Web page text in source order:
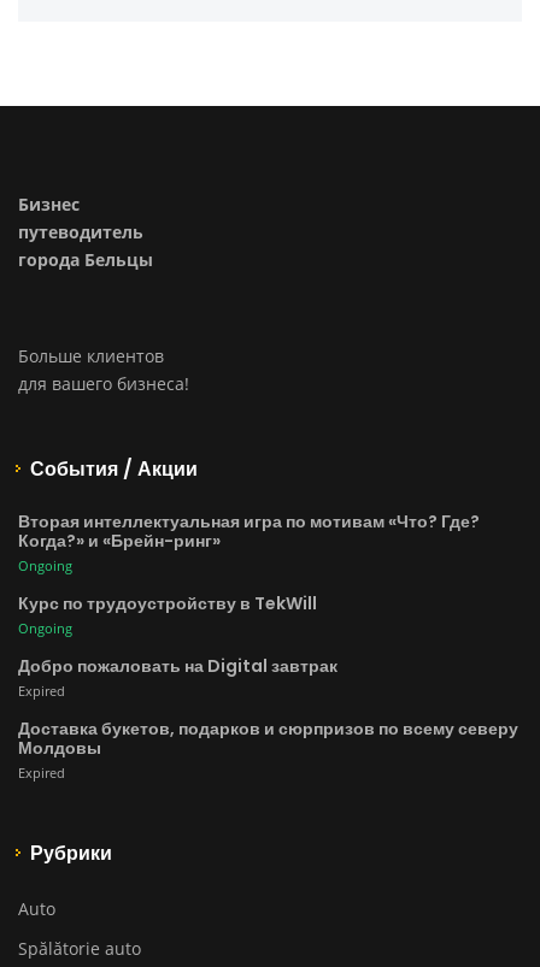
Бизнес
путеводитель
города Бельцы
Больше клиентов
для вашего бизнеса!
События / Акции
Вторая интеллектуальная игра по мотивам «Что? Где?
Когда?» и «Брейн-ринг»
Ongoing
Курс по трудоустройству в TekWill
Ongoing
Добро пожаловать на Digital завтрак
Expired
Доставка букетов, подарков и сюрпризов по всему северу
Молдовы
Expired
Рубрики
Auto
Spălătorie auto